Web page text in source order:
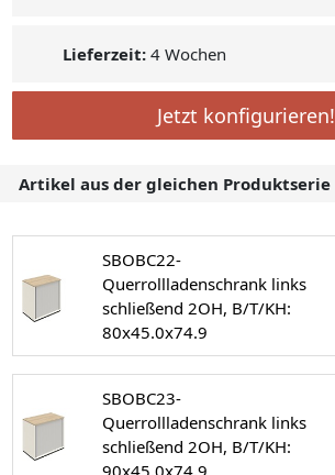
Lieferzeit: 4 Wochen
Jetzt konfigurieren!
Artikel aus der gleichen Produktserie
SBOBC22-
Querrollladenschrank links
schließend 2OH, B/T/KH:
80x45.0x74.9
SBOBC23-
Querrollladenschrank links
schließend 2OH, B/T/KH: